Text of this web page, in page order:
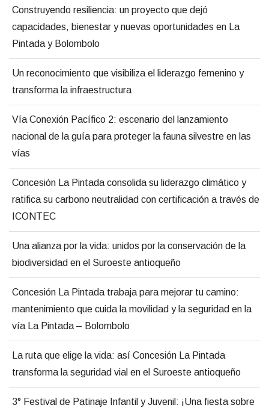
Construyendo resiliencia: un proyecto que dejó
capacidades, bienestar y nuevas oportunidades en La
Pintada y Bolombolo
Un reconocimiento que visibiliza el liderazgo femenino y
transforma la infraestructura
Vía Conexión Pacífico 2: escenario del lanzamiento
nacional de la guía para proteger la fauna silvestre en las
vías
Concesión La Pintada consolida su liderazgo climático y
ratifica su carbono neutralidad con certificación a través de
ICONTEC
Una alianza por la vida: unidos por la conservación de la
biodiversidad en el Suroeste antioqueño
Concesión La Pintada trabaja para mejorar tu camino:
mantenimiento que cuida la movilidad y la seguridad en la
vía La Pintada – Bolombolo
La ruta que elige la vida: así Concesión La Pintada
transforma la seguridad vial en el Suroeste antioqueño
3° Festival de Patinaje Infantil y Juvenil: ¡Una fiesta sobre